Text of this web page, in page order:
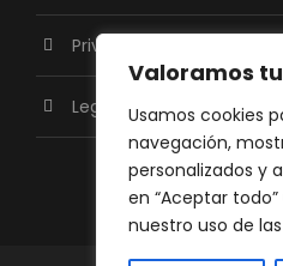
Valoramos
Usamos cookies
navegación,
personalizados y
en “Aceptar
nuestro uso de
Privacy Policy
Legal warning